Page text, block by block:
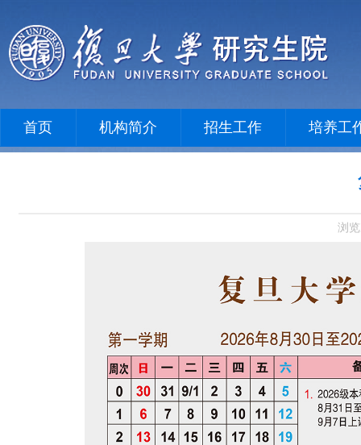
首页 机构简介 招生工作 培养工
浏